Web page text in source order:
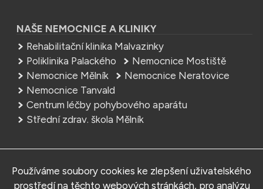
NAŠE NEMOCNICE A KLINIKY
Rehabilitační klinika Malvazinky
Poliklinika Palackého
Nemocnice Mostiště
Nemocnice Mělník
Nemocnice Neratovice
Nemocnice Tanvald
Centrum léčby pohybového aparátu
Střední zdrav. škola Mělník
MEDITERRA – Sedlčany, s.r.o.
Používáme soubory cookies ke zlepšení uživatelského
prostředí na těchto webových stránkách, pro analýzu